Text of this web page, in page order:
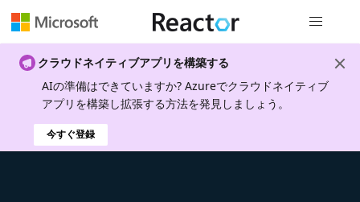
クラウドネイティブアプリを構築する
AIの準備はできていますか? Azureでクラウドネイティブ
アプリを構築し拡張する方法を発見しましょう。
今すぐ登録